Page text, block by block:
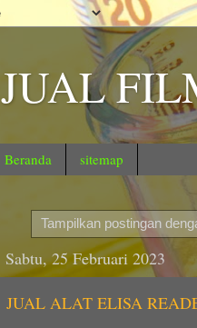
JUAL
Beranda sitemap
Tampilkan postingan
Sabtu, 25 Februari 2023
JUAL ALAT ELISA